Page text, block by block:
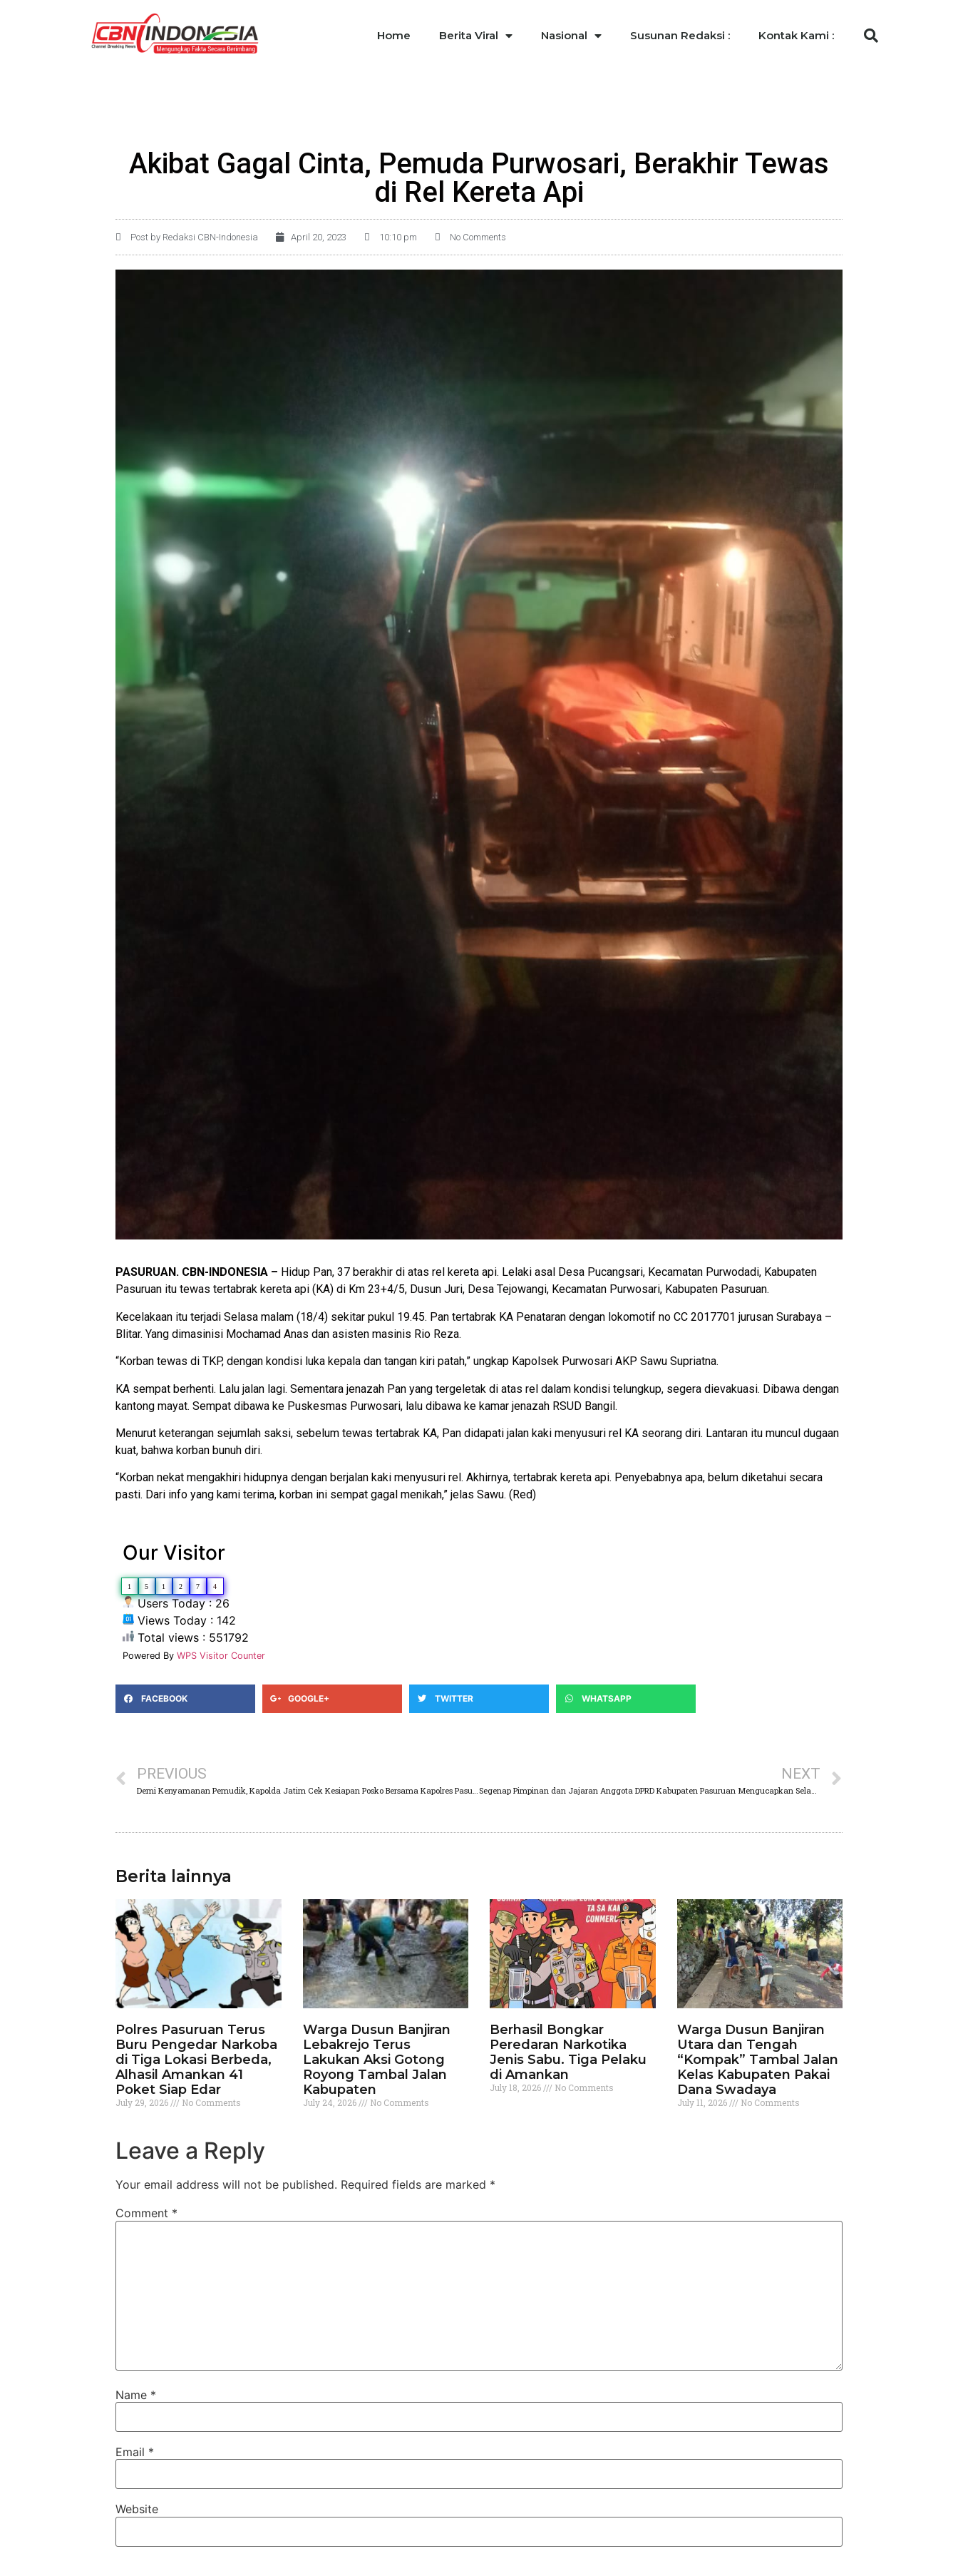
Home Berita Viral Nasional Susunan Redaksi : Kontak Kami :
Akibat Gagal Cinta, Pemuda Purwosari, Berakhir Tewas
di Rel Kereta Api
Post by Redaksi CBN-Indonesia April 20, 2023 10:10 pm No Comments
PASURUAN. CBN-INDONESIA – Hidup Pan, 37 berakhir di atas rel kereta api. Lelaki asal Desa Pucangsari, Kecamatan Purwodadi, Kabupaten
Pasuruan itu tewas tertabrak kereta api (KA) di Km 23+4/5, Dusun Juri, Desa Tejowangi, Kecamatan Purwosari, Kabupaten Pasuruan.
Kecelakaan itu terjadi Selasa malam (18/4) sekitar pukul 19.45. Pan tertabrak KA Penataran dengan lokomotif no CC 2017701 jurusan Surabaya –
Blitar. Yang dimasinisi Mochamad Anas dan asisten masinis Rio Reza.
“Korban tewas di TKP, dengan kondisi luka kepala dan tangan kiri patah,” ungkap Kapolsek Purwosari AKP Sawu Supriatna.
KA sempat berhenti. Lalu jalan lagi. Sementara jenazah Pan yang tergeletak di atas rel dalam kondisi telungkup, segera dievakuasi. Dibawa dengan
kantong mayat. Sempat dibawa ke Puskesmas Purwosari, lalu dibawa ke kamar jenazah RSUD Bangil.
Menurut keterangan sejumlah saksi, sebelum tewas tertabrak KA, Pan didapati jalan kaki menyusuri rel KA seorang diri. Lantaran itu muncul dugaan
kuat, bahwa korban bunuh diri.
“Korban nekat mengakhiri hidupnya dengan berjalan kaki menyusuri rel. Akhirnya, tertabrak kereta api. Penyebabnya apa, belum diketahui secara
pasti. Dari info yang kami terima, korban ini sempat gagal menikah,” jelas Sawu. (Red)
Our Visitor
1 5 1 2 7 4
Users Today : 26
Views Today : 142
Total views : 551792
Powered By WPS Visitor Counter
FACEBOOK GOOGLE+ TWITTER WHATSAPP
PREVIOUS NEXT
Berita lainnya
Polres Pasuruan Terus
Buru Pengedar Narkoba
di Tiga Lokasi Berbeda,
Alhasil Amankan 41
Poket Siap Edar
July 29, 2026 No Comments
Warga Dusun Banjiran
Lebakrejo Terus
Lakukan Aksi Gotong
Royong Tambal Jalan
Kabupaten
July 24, 2026 No Comments
Berhasil Bongkar
Peredaran Narkotika
Jenis Sabu. Tiga Pelaku
di Amankan
July 18, 2026 No Comments
Warga Dusun Banjiran
Utara dan Tengah
“Kompak” Tambal Jalan
Kelas Kabupaten Pakai
Dana Swadaya
July 11, 2026 No Comments
Leave a Reply
Your email address will not be published. Required fields are marked *
Comment *
Name *
Email *
Website